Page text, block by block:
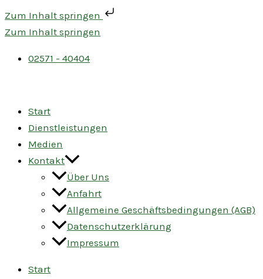
Zum Inhalt springen
Zum Inhalt springen
02571 - 40404
Start
Dienstleistungen
Medien
Kontakt
Über Uns
Anfahrt
Allgemeine Geschäftsbedingungen (AGB)
Datenschutzerklärung
Impressum
Start